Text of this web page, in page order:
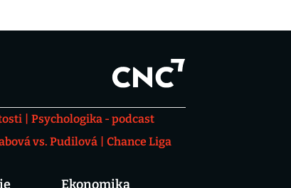
Psychologika - podcast
vs. Pudilová
Chance Liga
Ekonomika